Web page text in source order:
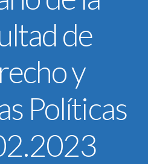
de
y
Políticas